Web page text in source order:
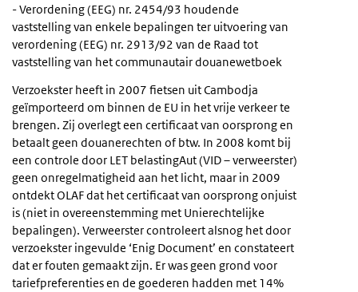
- Verordening (EEG) nr. 2454/93 houdende
vaststelling van enkele bepalingen ter uitvoering van
verordening (EEG) nr. 2913/92 van de Raad tot
vaststelling van het communautair douanewetboek
Verzoekster heeft in 2007 fietsen uit Cambodja
geïmporteerd om binnen de EU in het vrije verkeer te
brengen. Zij overlegt een certificaat van oorsprong en
betaalt geen douanerechten of btw. In 2008 komt bij
een controle door LET belastingAut (VID – verweerster)
geen onregelmatigheid aan het licht, maar in 2009
ontdekt OLAF dat het certificaat van oorsprong onjuist
is (niet in overeenstemming met Unierechtelijke
bepalingen). Verweerster controleert alsnog het door
verzoekster ingevulde ‘Enig Document’ en constateert
dat er fouten gemaakt zijn. Er was geen grond voor
tariefpreferenties en de goederen hadden met 14%